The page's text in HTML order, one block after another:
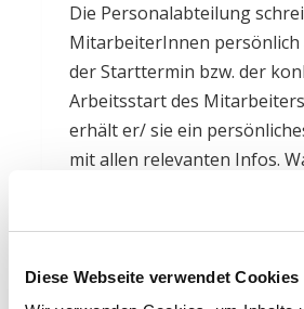
Diese Webseite verwendet Cookies
Die Personalabteilung
MitarbeiterInnen persönlich
der Starttermin bzw. der
Arbeitsstart des
erhält er/ sie ein
mit allen relevanten Infos.
los? Wo finde ich den
treffen wir uns? Oder auch
drin, um sich vor Ort in der